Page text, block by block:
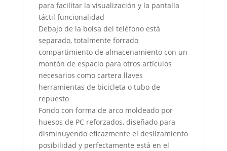
para facilitar la visualización y la pantalla
táctil funcionalidad
Debajo de la bolsa del teléfono está
separado, totalmente forrado
compartimiento de almacenamiento con un
montón de espacio para otros artículos
necesarios como cartera llaves
herramientas de bicicleta o tubo de
repuesto
Fondo con forma de arco moldeado por
huesos de PC reforzados, diseñado para
disminuyendo eficazmente el deslizamiento
posibilidad y perfectamente está en el